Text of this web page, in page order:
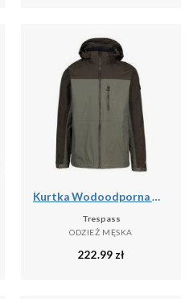
Kurtka Wodoodporna Męska Curbridge TP75
Trespass
ODZIEŻ MĘSKA
222.99 zł